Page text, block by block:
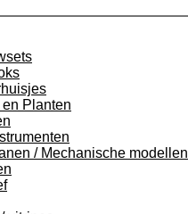
Planten
/ Mechanische modellen